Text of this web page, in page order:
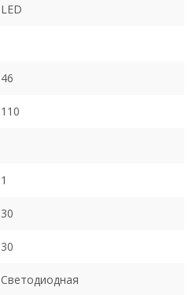
LED
46
110
1
30
30
Светодиодная